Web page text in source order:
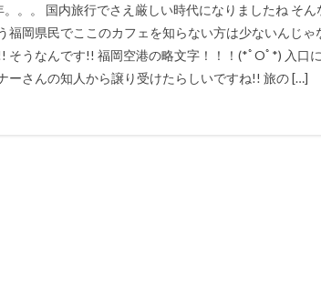
。。。 国内旅行でさえ厳しい時代になりましたね そ
福岡県民でここのカフェを知らない方は少ないんじ
そうなんです!! 福岡空港の略文字！！！(*ﾟOﾟ*) 入口
ーさんの知人から譲り受けたらしいですね!! 旅の […]